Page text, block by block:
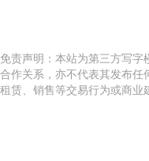
免责声明：本站为第三方写
合作关系，亦不代表其发布任
租赁、销售等交易行为或商业